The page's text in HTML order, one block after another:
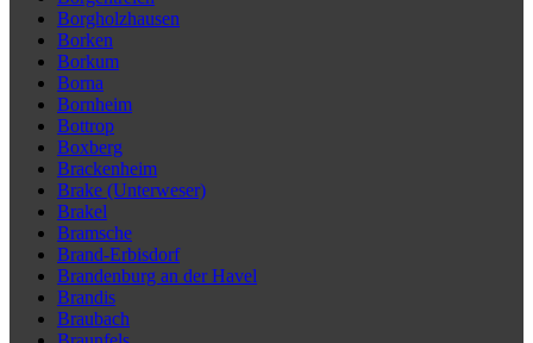
Borgholzhausen
Borken
Borkum
Borna
Bornheim
Bottrop
Boxberg
Brackenheim
Brake (Unterweser)
Brakel
Bramsche
Brand-Erbisdorf
Brandenburg an der Havel
Brandis
Braubach